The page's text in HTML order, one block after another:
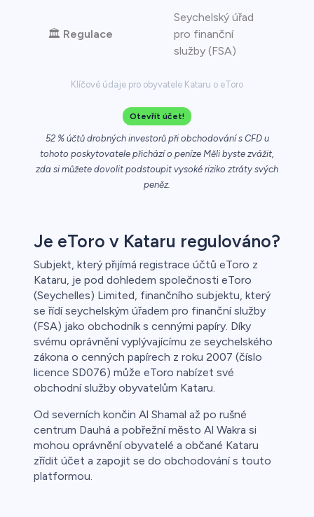
Klíčové údaje pro obyvatele Kataru o eToro
🏛️ Regulace
Seychelský úřad
pro finanční
služby (FSA)
Otevřít účet!
52 % účtů drobných investorů při obchodování s CFD u
tohoto poskytovatele přichází o peníze Měli byste zvážit,
zda si můžete dovolit podstoupit vysoké riziko ztráty svých
peněz.
Je eToro v Kataru regulováno?
Subjekt, který přijímá registrace účtů eToro z
Kataru, je pod dohledem společnosti eToro
(Seychelles) Limited, finančního subjektu, který
se řídí seychelským úřadem pro finanční služby
(FSA) jako obchodník s cennými papíry. Díky
svému oprávnění vyplývajícímu ze seychelského
zákona o cenných papírech z roku 2007 (číslo
licence SD076) může eToro nabízet své
obchodní služby obyvatelům Kataru.
Od severních končin Al Shamal až po rušné
centrum Dauhá a pobřežní město Al Wakra si
mohou oprávnění obyvatelé a občané Kataru
zřídit účet a zapojit se do obchodování s touto
platformou.